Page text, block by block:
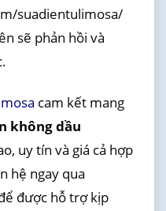
suadientulimosa/
sẽ phản hồi và
cam kết mang
không dầu
uy tín và giá cả hợp
hệ ngay qua
được hỗ trợ kịp